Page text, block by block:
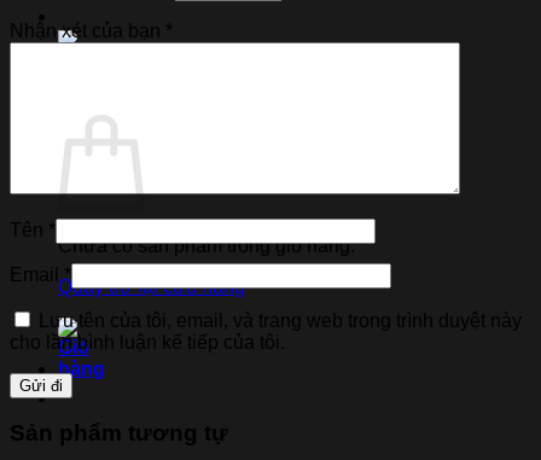
Chưa có sản phẩm trong giỏ hàng.
Quay trở lại cửa hàng
Nhận xét của bạn *
Tên *
Email*
Lưu tên của tôi, email, và trang web trong trình duyệt này
cho lần bình luận kế tiếp của tôi.
Sản phẩm tương tự